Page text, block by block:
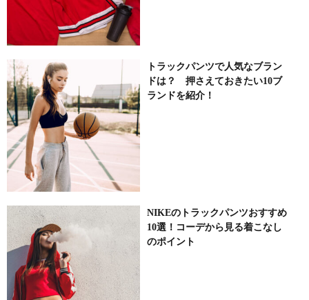
トラックパンツで人気なブラン
ドは？ 押さえておきたい10ブ
ランドを紹介！
NIKEのトラックパンツおすすめ
10選！コーデから見る着こなし
のポイント